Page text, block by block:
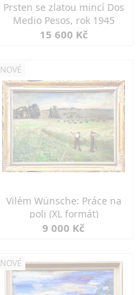
Prsten se zlatou mincí Dos
Medio Pesos, rok 1945
15 600 Kč
NOVÉ
Vilém Wünsche: Práce na
poli (XL formát)
9 000 Kč
NOVÉ